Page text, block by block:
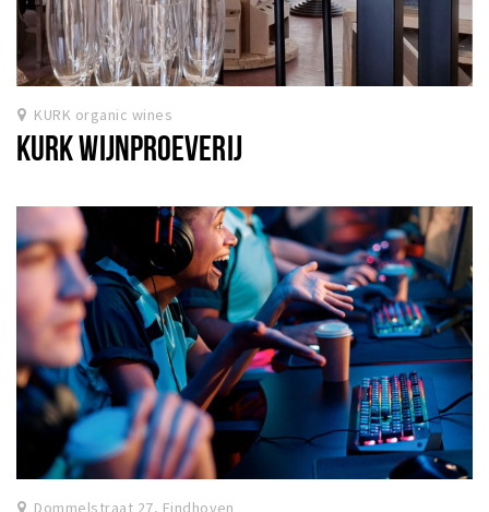
KURK organic wines
KURK WIJNPROEVERIJ
Dommelstraat 27, Eindhoven